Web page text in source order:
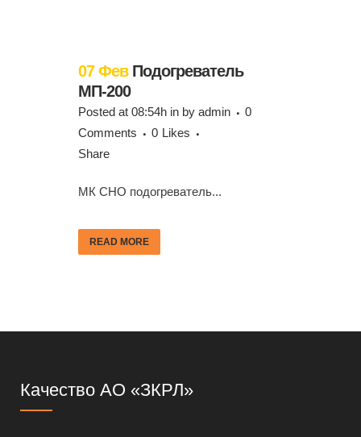
07 Фев Подогреватель
МП-200
Posted at 08:54h in by admin
0
Comments
0 Likes
Share
МК СНО подогреватель...
READ MORE
Качество АО «ЗКРЛ»